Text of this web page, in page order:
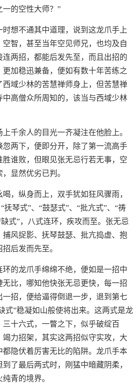
一的空性大师？”
时想不通其中道理，说到这龙爪手上
智，甚至当年空见师兄，也均及自
连两招，都能后发先至，而且出招的
加稳迅兼备，便如有数十年苦练之
域少林的苦慧禅师身上，但苦慧禅
中高僧众所周知的，该当与西域少林
千余人的目光一齐凝注在他脸上。
两下，便即分开，除了第一流高手
谁败，但眼见张无忌行若无事，空
显然优劣已判。
，纵身而上，双手犹如狂风骤雨，
抚琴式”、“鼓瑟式”、“批亢式”、“祷
式”，八式连环，疾攻而至。张无忌
风捉影、抚琴鼓瑟、批亢捣虚、抱
后发而先至。
环的龙爪手绵绵不绝，便如是一招中
比，哪知他快张无忌更快，每一招
招，便给逼得倒退一步，退到第七
式”稳凝如山般使将出来。这两式是龙
十六式，一瞥之下，似乎破绽百
力招架，其实这两招似守实攻，大
隐伏着厉害无比的陷阱。龙爪手本
了最后两式时，刚猛中暗藏阴柔，
青的境界。